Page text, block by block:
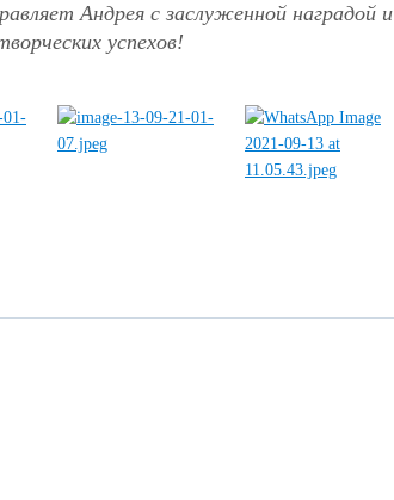
Андрея с заслуженной наградой и
успехов!